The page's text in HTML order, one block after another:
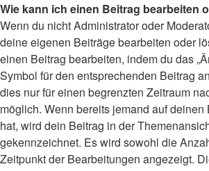
Wie kann ich einen Beitrag bearbeiten
Wenn du nicht Administrator oder
deine eigenen Beiträge bearbeiten oder
einen Beitrag bearbeiten, indem du das
Symbol für den entsprechenden Beitrag
dies nur für einen begrenzten Zeitraum
möglich. Wenn bereits jemand auf deinen
hat, wird dein Beitrag in der
gekennzeichnet. Es wird sowohl die
Zeitpunkt der Bearbeitungen angezeigt.